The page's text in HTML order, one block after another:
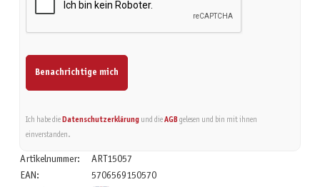
Benachrichtige mich
Ich habe die Datenschutzerklärungund die AGBgelesen und bin mit ihnen
einverstanden.
Artikelnummer:
ART15057
EAN:
5706569150570